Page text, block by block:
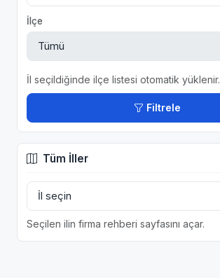
İlçe
İl seçildiğinde ilçe listesi otomatik yüklenir.
Filtrele
Tüm İller
Seçilen ilin firma rehberi sayfasını açar.